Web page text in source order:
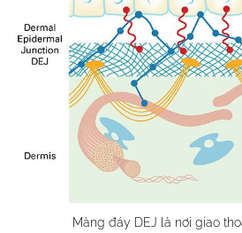
Màng đáy DEJ là nơi giao